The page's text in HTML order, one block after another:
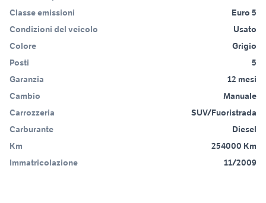
Classe emissioni
Euro 5
Condizioni del veicolo
Usato
Colore
Grigio
Posti
5
Garanzia
12 mesi
Cambio
Manuale
Carrozzeria
SUV/Fuoristrada
Carburante
Diesel
Km
254000 Km
Immatricolazione
11/2009